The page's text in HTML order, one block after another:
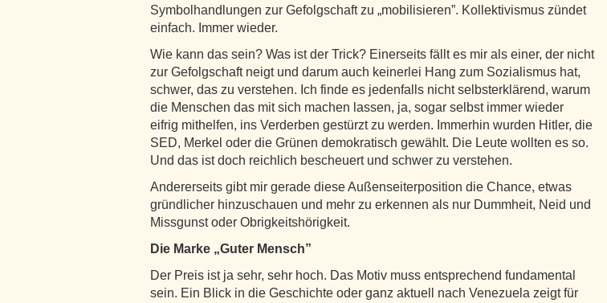
Symbolhandlungen zur Gefolgschaft zu „mobilisieren”. Kollektivismus zündet
einfach. Immer wieder.
Wie kann das sein? Was ist der Trick? Einerseits fällt es mir als einer, der nicht
zur Gefolgschaft neigt und darum auch keinerlei Hang zum Sozialismus hat,
schwer, das zu verstehen. Ich finde es jedenfalls nicht selbsterklärend, warum
die Menschen das mit sich machen lassen, ja, sogar selbst immer wieder
eifrig mithelfen, ins Verderben gestürzt zu werden. Immerhin wurden Hitler, die
SED, Merkel oder die Grünen demokratisch gewählt. Die Leute wollten es so.
Und das ist doch reichlich bescheuert und schwer zu verstehen.
Andererseits gibt mir gerade diese Außenseiterposition die Chance, etwas
gründlicher hinzuschauen und mehr zu erkennen als nur Dummheit, Neid und
Missgunst oder Obrigkeitshörigkeit.
Die Marke „Guter Mensch”
Der Preis ist ja sehr, sehr hoch. Das Motiv muss entsprechend fundamental
sein. Ein Blick in die Geschichte oder ganz aktuell nach Venezuela zeigt für